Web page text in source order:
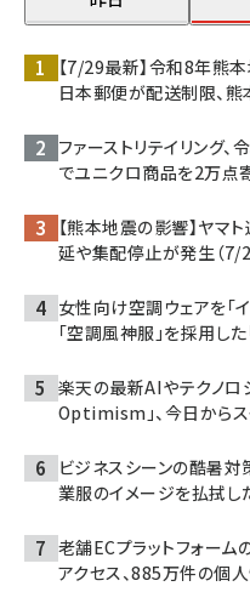
【7/29最新】令和8年熊
日本郵便が配送制限、
ファーストリテイリング
でユニクロ商品を2万点
【熊本地震の影響】ヤマ
延や集配停止が発生（7/
女性向け空調ウェアを「
「空調風神服」を採用した
楽天の最新AIやテクノ
Optimism」、今日からス
ビジネスシーンの酷暑対
業服のイメージを払拭し
老舗ECプラットフォーム
アクセス、885万件の個